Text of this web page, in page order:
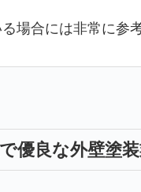
場合には非常に参
優良な外壁塗